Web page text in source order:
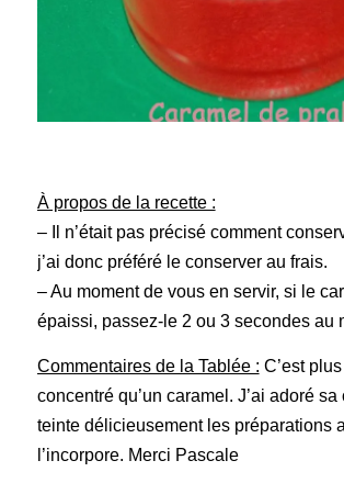
À propos de la recette :
– Il n’était pas précisé comment
j’ai donc préféré le conserver au frais.
– Au moment de vous en servir, si le
épaissi, passez-le 2 ou 3 secondes au
Commentaires de la Tablée : C’est
concentré qu’un caramel. J’ai adoré
teinte délicieusement les préparations
l’incorpore. Merci Pascale